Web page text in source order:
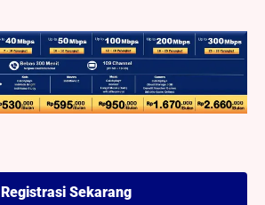
Registrasi Sekarang